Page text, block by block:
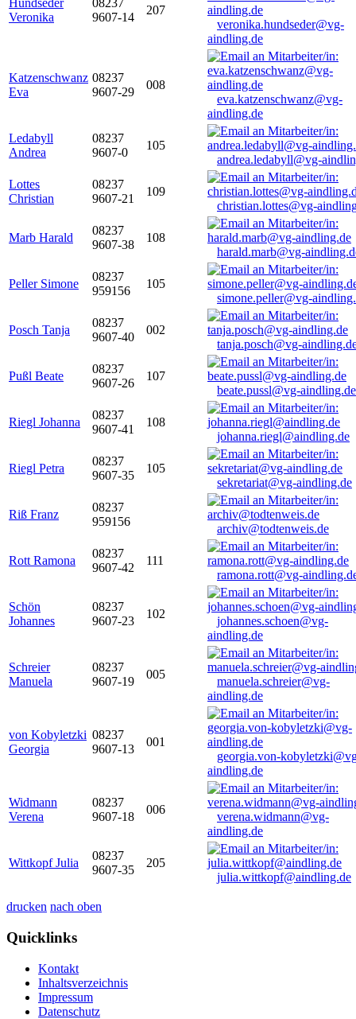
Hundseder
Veronika
08237
9607-14
207
veronika.hundseder@vg-
aindling.de
Katzenschwanz
Eva
08237
9607-29
008
eva.katzenschwanz@vg-
aindling.de
Ledabyll
Andrea
08237
9607-0
105
andrea.ledabyll@vg-
Lottes
Christian
08237
9607-21
109
christian.lottes@vg-
Marb Harald
08237
9607-38
108
harald.marb@vg-
Peller Simone
08237
959156
105
simone.peller@vg-
Posch Tanja
08237
9607-40
002
tanja.posch@vg-
Pußl Beate
08237
9607-26
107
beate.pussl@vg-aindling.de
Riegl Johanna
08237
9607-41
108
johanna.riegl@aindling.de
Riegl Petra
08237
9607-35
105
sekretariat@vg-aindling.de
Riß Franz
08237
959156
archiv@todtenweis.de
Rott Ramona
08237
9607-42
111
ramona.rott@vg-
Schön
Johannes
08237
9607-23
102
johannes.schoen@vg-
aindling.de
Schreier
Manuela
08237
9607-19
005
manuela.schreier@vg-
aindling.de
von Kobyletzki
Georgia
08237
9607-13
001
georgia.von-
aindling.de
Widmann
Verena
08237
9607-18
006
verena.widmann@vg-
aindling.de
Wittkopf Julia
08237
9607-35
205
julia.wittkopf@aindling.de
drucken nach oben
Quicklinks
Kontakt
Inhaltsverzeichnis
Impressum
Datenschutz